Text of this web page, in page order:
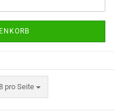
pro Seite